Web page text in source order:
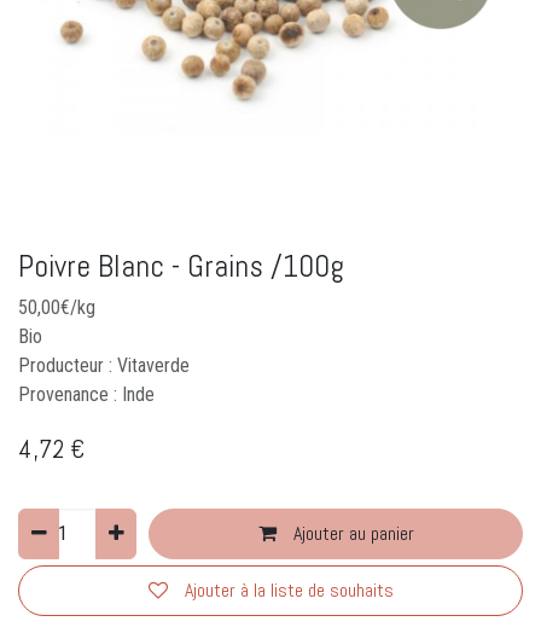
Poivre Blanc - Grains /100g
50,00€/kg
Bio
Producteur : Vitaverde
Provenance : Inde
4,72 €
Ajouter au panier
Ajouter à la liste de souhaits